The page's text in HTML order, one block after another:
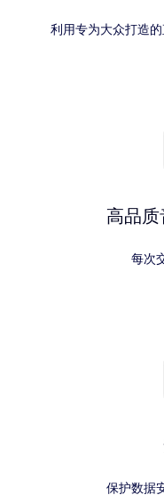
利用专为大众打造
高品
每次
保护数据